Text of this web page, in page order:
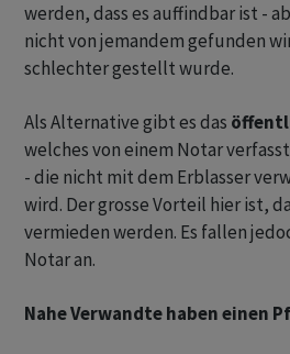
werden, dass es auffindbar ist -
nicht von jemandem gefunden
schlechter gestellt wurde.
Als Alternative gibt es das
welches von einem Notar
- die nicht mit dem Erblasser
wird. Der grosse Vorteil hier ist,
vermieden werden. Es fallen
Notar an.
Nahe Verwandte haben einen